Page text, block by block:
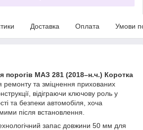
Доставка Оплата Умови
порогів МАЗ 281 (2018–н.ч.) Коротка
ремонту та зміцнення прихованих
відіграючи ключову роль у
та безпеки автомобіля, хоча
після встановлення.
запас довжини 50 мм для